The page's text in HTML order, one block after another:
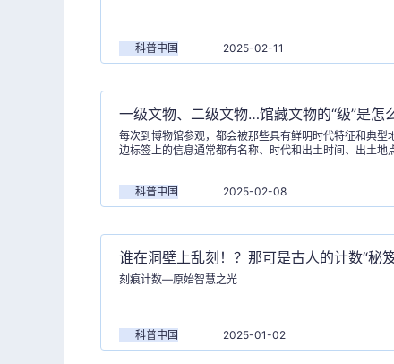
科普中国 2025-02-11
一级文物、二级文物…馆藏文物的“级”是怎
每次到博物馆参观，都会被那些具有鲜明时代特征和典型
边标签上的信息通常都有名称、时代和出土时间、出土地
科普中国
2025-02-08
谁在洞壁上乱刻！？那可是古人的计数“秘
刻痕计数—原始智慧之光
科普中国 2025-01-02